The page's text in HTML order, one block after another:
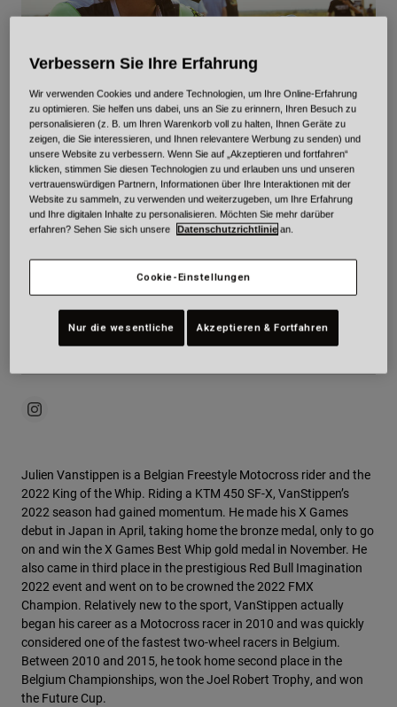
Ersatzteile
Alle Artikel anzeigen
BMX
Ersatzteile
Alle Artikel anzeigen
FMX
JULIEN VANSTIPPEN
DOB:10/03/1992
Professional
Team:Monster Energy Yamaha
Julien Vanstippen is a Belgian Freestyle Motocross rider and the
2022 King of the Whip. Riding a KTM 450 SF-X, VanStippen’s
2022 season had gained momentum. He made his X Games
debut in Japan in April, taking home the bronze medal, only to go
on and win the X Games Best Whip gold medal in November. He
also came in third place in the prestigious Red Bull Imagination
2022 event and went on to be crowned the 2022 FMX
Champion. Relatively new to the sport, VanStippen actually
began his career as a Motocross racer in 2010 and was quickly
considered one of the fastest two-wheel racers in Belgium.
Between 2010 and 2015, he took home second place in the
Belgium Championships, won the Joel Robert Trophy, and won
the Future Cup.
Verbessern Sie Ihre Erfahrung
Wir verwenden Cookies und andere Technologien, um Ihre Online-Erfahrung
zu optimieren. Sie helfen uns dabei, uns an Sie zu erinnern, Ihren Besuch zu
personalisieren (z. B. um Ihren Warenkorb voll zu halten, Ihnen Geräte zu
zeigen, die Sie interessieren, und Ihnen relevantere Werbung zu senden) und
unsere Website zu verbessern. Wenn Sie auf „Akzeptieren und fortfahren“
klicken, stimmen Sie diesen Technologien zu und erlauben uns und unseren
vertrauenswürdigen Partnern, Informationen über Ihre Interaktionen mit der
Website zu sammeln, zu verwenden und weiterzugeben, um Ihre Erfahrung
und Ihre digitalen Inhalte zu personalisieren. Möchten Sie mehr darüber
erfahren? Sehen Sie sich unsere
Datenschutzrichtlinie an.
Cookie-Einstellungen
Nur die wesentliche Akzeptieren & Fortfahren